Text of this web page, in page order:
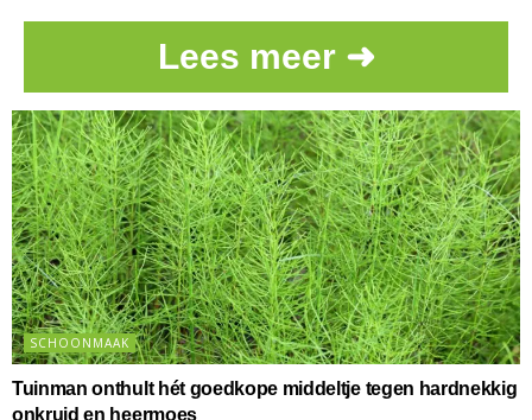
Lees meer ➜
SCHOONMAAK
Tuinman onthult hét goedkope middeltje tegen hardnekkig
onkruid en heermoes